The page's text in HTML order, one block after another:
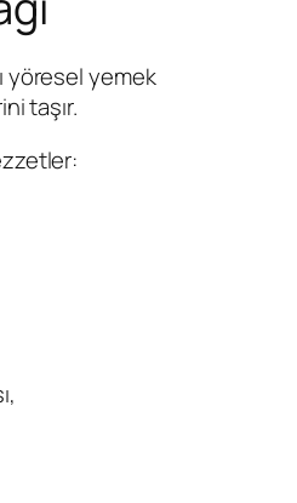
yöresel yemek
taşır.